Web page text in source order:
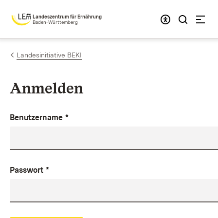
Zum Inhalt springen
Landeszentrum für Ernährung
Baden-Württemberg
Landesinitiative BEKI
Anmelden
Benutzername *
Passwort *